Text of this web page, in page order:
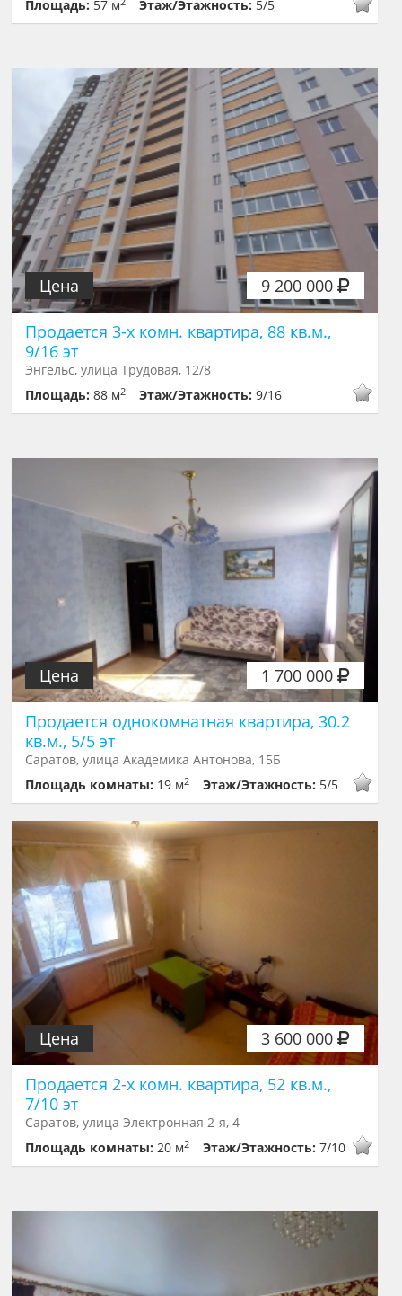
Площадь: 57 м Этаж/Этажность: 5/5
9 200 000
Цена
Продается 3-х комн. квартира, 88 кв.м.,
9/16 эт
Энгельс, улица Трудовая, 12/8
Площадь:88 м2 Этаж/Этажность:9/16
1 700 000
Цена
Продается однокомнатная квартира, 30.2
кв.м., 5/5 эт
Саратов, улица Академика Антонова, 15Б
Площадь комнаты: 19 м2 Этаж/Этажность: 5/5
3 600 000
Цена
Продается 2-х комн. квартира, 52 кв.м.,
7/10 эт
Саратов, улица Электронная 2-я, 4
Площадь комнаты:20 м2 Этаж/Этажность:7/10